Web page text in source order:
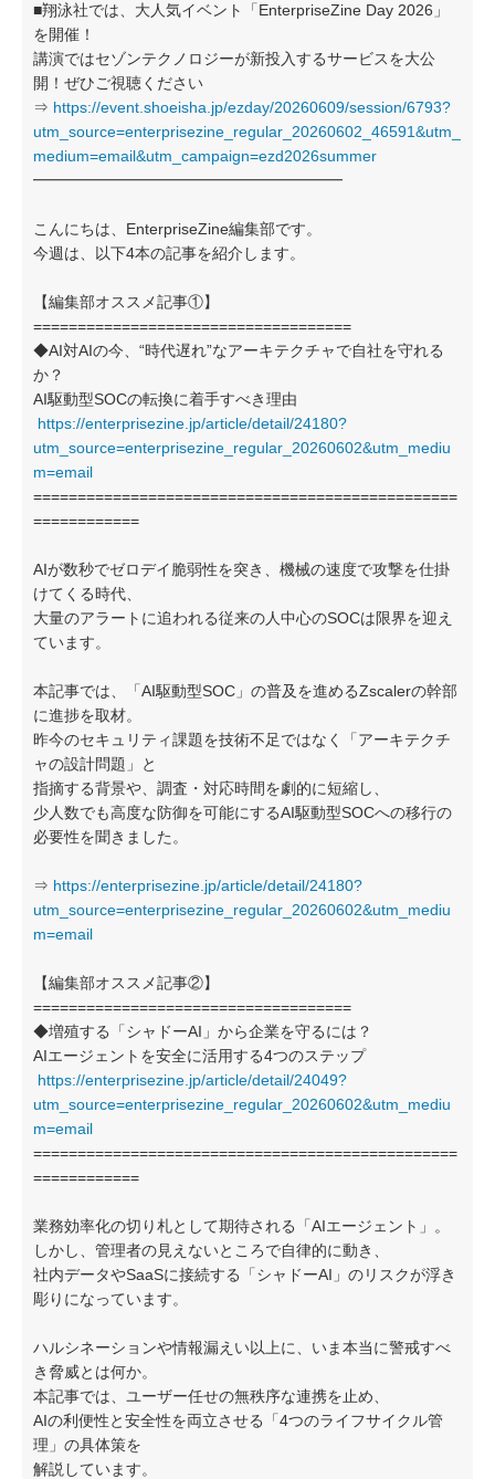
■翔泳社では、大人気イベント「EnterpriseZine Day 2026」
を開催！
講演ではセゾンテクノロジーが新投入するサービスを大公
開！ぜひご視聴ください
⇒ https://event.shoeisha.jp/ezday/20260609/session/6793?
utm_source=enterprisezine_regular_20260602_46591&utm_
medium=email&utm_campaign=ezd2026summer
━━━━━━━━━━━━━━━━━━━━
こんにちは、EnterpriseZine編集部です。
今週は、以下4本の記事を紹介します。
【編集部オススメ記事①】
====================================
◆AI対AIの今、“時代遅れ”なアーキテクチャで自社を守れる
か？
AI駆動型SOCの転換に着手すべき理由
https://enterprisezine.jp/article/detail/24180?
utm_source=enterprisezine_regular_20260602&utm_mediu
m=email
================================================
============
AIが数秒でゼロデイ脆弱性を突き、機械の速度で攻撃を仕掛
けてくる時代、
大量のアラートに追われる従来の人中心のSOCは限界を迎え
ています。
本記事では、「AI駆動型SOC」の普及を進めるZscalerの幹部
に進捗を取材。
昨今のセキュリティ課題を技術不足ではなく「アーキテクチ
ャの設計問題」と
指摘する背景や、調査・対応時間を劇的に短縮し、
少人数でも高度な防御を可能にするAI駆動型SOCへの移行の
必要性を聞きました。
⇒ https://enterprisezine.jp/article/detail/24180?
utm_source=enterprisezine_regular_20260602&utm_mediu
m=email
【編集部オススメ記事②】
====================================
◆増殖する「シャドーAI」から企業を守るには？
AIエージェントを安全に活用する4つのステップ
https://enterprisezine.jp/article/detail/24049?
utm_source=enterprisezine_regular_20260602&utm_mediu
m=email
================================================
============
業務効率化の切り札として期待される「AIエージェント」。
しかし、管理者の見えないところで自律的に動き、
社内データやSaaSに接続する「シャドーAI」のリスクが浮き
彫りになっています。
ハルシネーションや情報漏えい以上に、いま本当に警戒すべ
き脅威とは何か。
本記事では、ユーザー任せの無秩序な連携を止め、
AIの利便性と安全性を両立させる「4つのライフサイクル管
理」の具体策を
解説しています。